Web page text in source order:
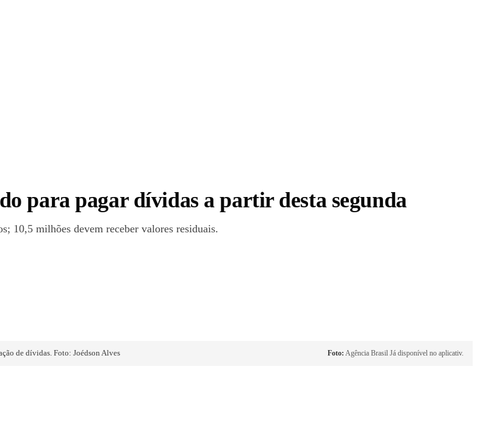
para pagar dívidas a partir desta segunda
10,5 milhões devem receber valores residuais.
de dívidas. Foto: Joédson Alves Foto: Agência Brasil Já disponível no aplicativ.